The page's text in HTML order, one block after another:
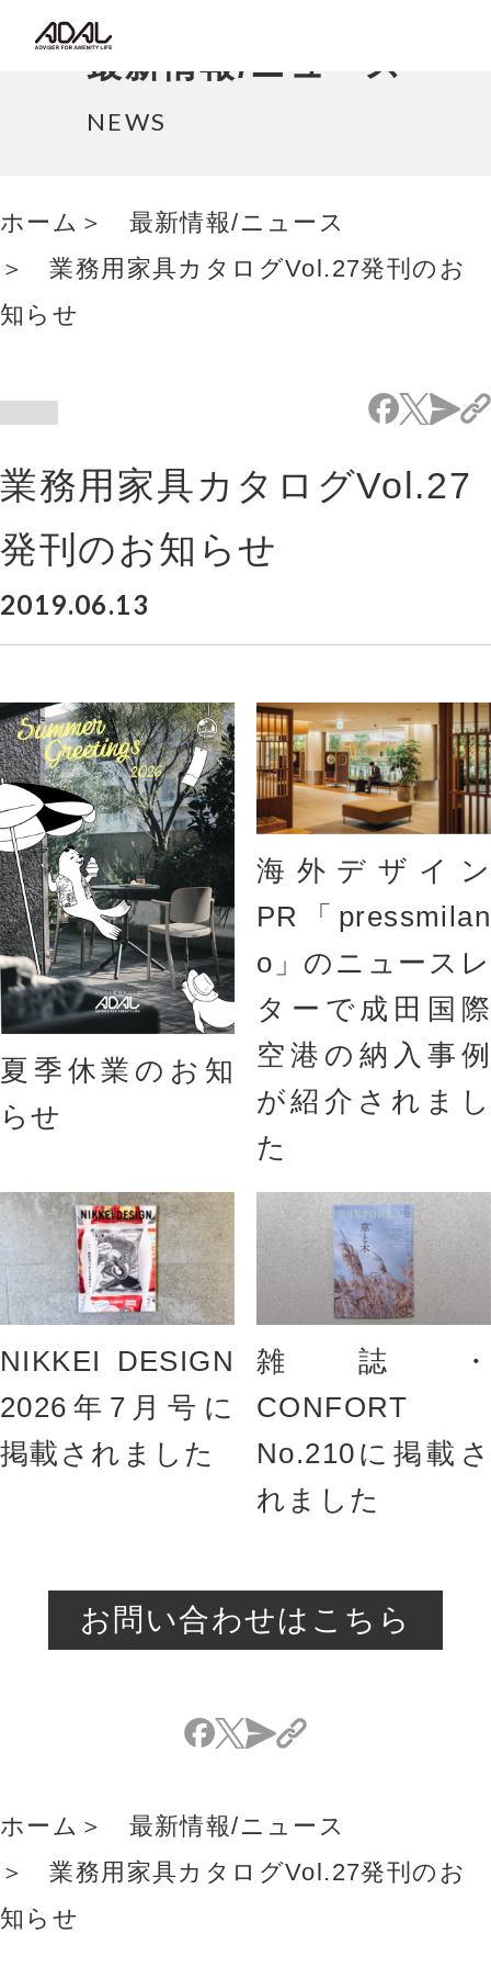
コラム
最新情報/ニュース
採用情報
最新情報/ニュース
NEWS
ホーム
最新情報/ニュース
業務用家具カタログVol.27発刊のお
知らせ
業務用家具カタログVol.27
発刊のお知らせ
2019.06.13
夏季休業のお知
らせ
海外デザイン
PR「pressmilan
o」のニュースレ
ターで成田国際
空港の納入事例
が紹介されまし
た
NIKKEI DESIGN
2026年7月号に
掲載されました
雑誌・
CONFORT
No.210に掲載さ
れました
お問い合わせはこちら
ホーム
最新情報/ニュース
業務用家具カタログVol.27発刊のお
知らせ